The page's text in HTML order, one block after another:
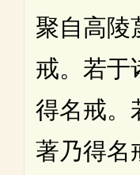
聚自高陵
戒。若于
得名戒。
著乃得名